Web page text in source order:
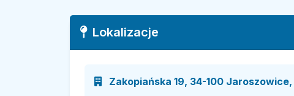
Lokalizacje
Zakopiańska 19, 34-100